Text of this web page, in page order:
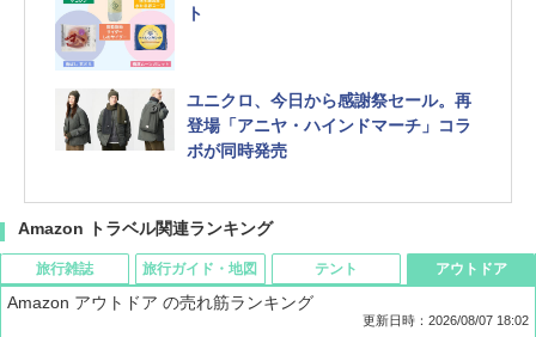
ト
ユニクロ、今日から感謝祭セール。再
登場「アニヤ・ハインドマーチ」コラ
ボが同時発売
Amazon トラベル関連ランキング
旅行雑誌 旅行ガイド・地図 テント アウトドア
Amazon アウトドア の売れ筋ランキング
更新日時：2026/08/07 18:02